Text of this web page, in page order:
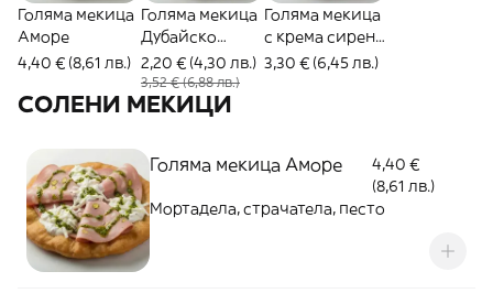
Голяма мекица
Аморе
4,40 € (8,61 лв.)
Голяма мекица
Дубайско
изкушение
2,20 € (4,30 лв.)
3,52 € (6,88 лв.)
Голяма мекица
с крема сирене
и сладко
3,30 € (6,45 лв.)
СОЛЕНИ МЕКИЦИ
Голяма мекица Аморе
4,40 €
(8,61 лв.)
Мортадела, страчатела, песто